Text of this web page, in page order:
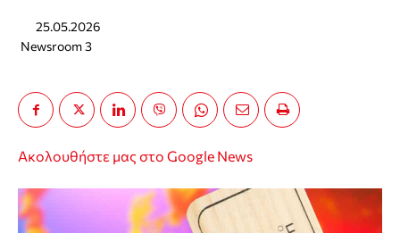
25.05.2026
Newsroom 3
Ακολουθήστε μας στο Google News